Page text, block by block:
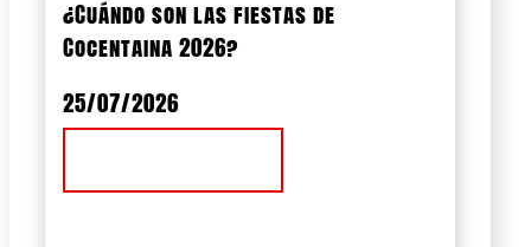
¿Cuándo son las fiestas de
Cocentaina 2026?
25/07/2026